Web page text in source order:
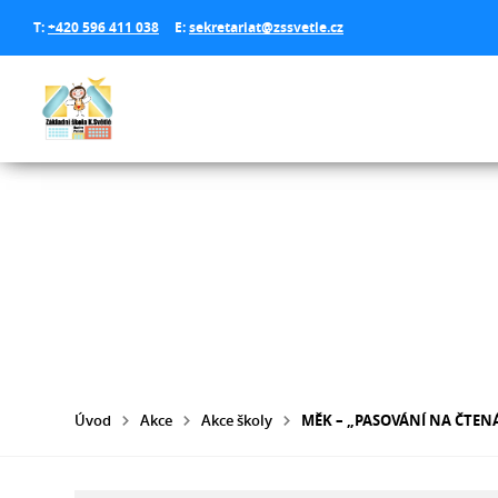
T:+420 596 411 038 E:sekretariat@zssvetle.cz
Úvod Akce Akce školy MĚK – „PASOVÁNÍ NA